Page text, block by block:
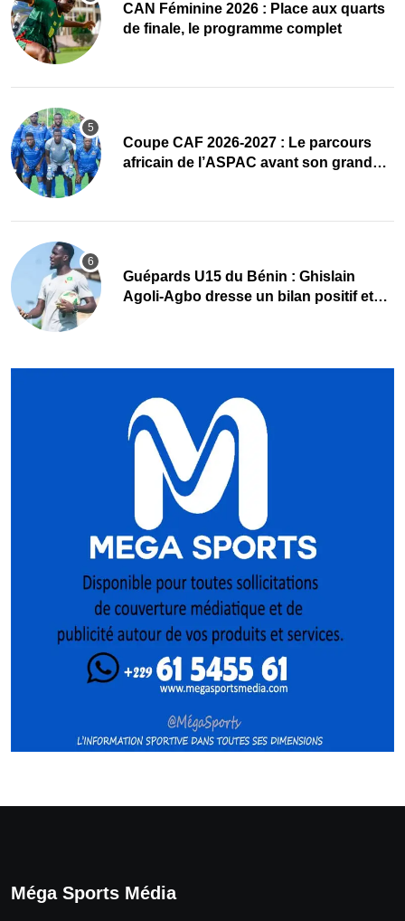
CAN Féminine 2026 : Place aux quarts
de finale, le programme complet
Coupe CAF 2026-2027 : Le parcours
africain de l’ASPAC avant son grand
Guépards U15 du Bénin : Ghislain
Agoli-Agbo dresse un bilan positif et
Méga Sports Média